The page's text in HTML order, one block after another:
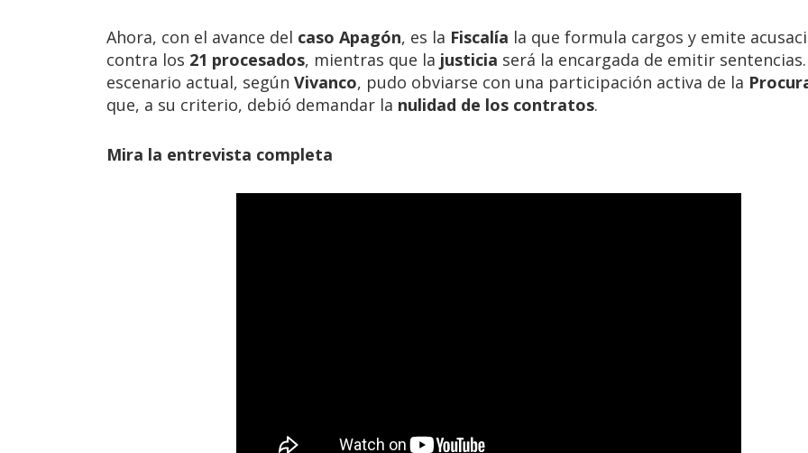
Ahora, con el avance del caso Apagón, es la Fiscalía la que formula cargos y emite
contra los 21 procesados, mientras que la justicia será la encargada de emitir sentencias.
escenario actual, según Vivanco, pudo obviarse con una participación activa de la
que, a su criterio, debió demandar la nulidad de los contratos.
Mira la entrevista completa